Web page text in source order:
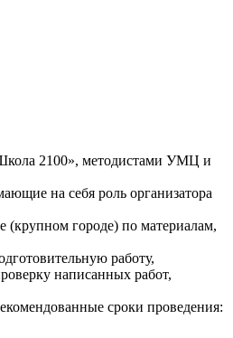
2100», методистами УМЦ и
на себя роль организатора
(крупном городе) по материалам,
работу,
написанных работ,
сроки проведения: